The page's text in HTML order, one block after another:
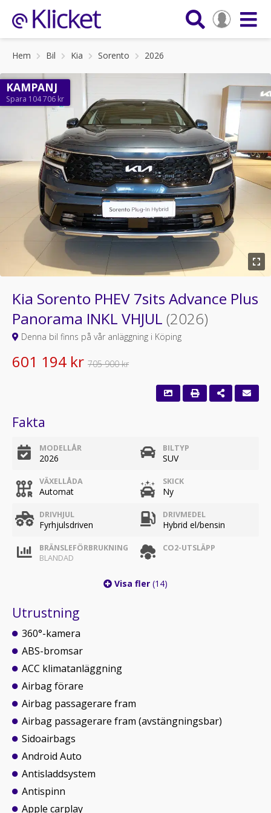
Hem Bil Kia Sorento 2026
KAMPANJ
Spara 104 706 kr
Kia Sorento PHEV 7sits Advance Plus
Panorama INKL VHJUL (2026)
Denna bil finns på vår anläggning i Köping
601 194 kr 705 900 kr
Fakta
MODELLÅR
2026
BILTYP
SUV
VÄXELLÅDA
Automat
SKICK
Ny
DRIVHJUL
Fyrhjulsdriven
DRIVMEDEL
Hybrid el/bensin
BRÄNSLEFÖRBRUKNING
BLANDAD
CO2-UTSLÄPP
Visa fler (14)
Utrustning
360°-kamera
ABS-bromsar
ACC klimatanläggning
Airbag förare
Airbag passagerare fram
Airbag passagerare fram (avstängningsbar)
Sidoairbags
Android Auto
Antisladdsystem
Antispinn
Apple carplay